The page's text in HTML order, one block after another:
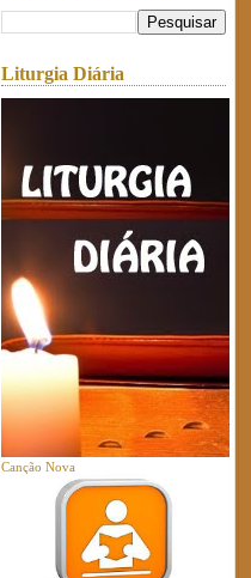
Liturgia Diária
Canção Nova